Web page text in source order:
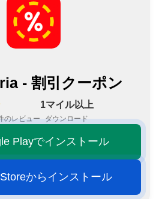
- 割引クーポン
のレビュー
1マイル以上
ダウンロード
Playでインストール
からインストール